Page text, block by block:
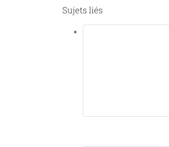
Sujets liés